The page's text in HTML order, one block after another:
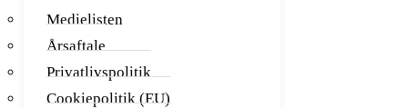
Medielisten
Årsaftale
Privatlivspolitik
Cookiepolitik (EU)